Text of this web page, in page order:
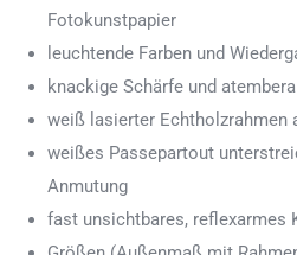
Fotokunstpapier
leuchtende Farben und
knackige Schärfe und
weiß lasierter Echtholzrahmen
weißes Passepartout
Anmutung
fast unsichtbares, reflexarmes